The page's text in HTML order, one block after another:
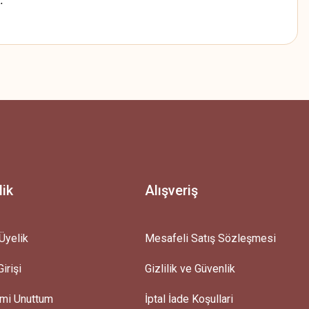
Unuttum
Alışveriş
Mesafeli Satış Sözleşmesi
Gizlilik ve Güvenlik
İptal İade Koşullari